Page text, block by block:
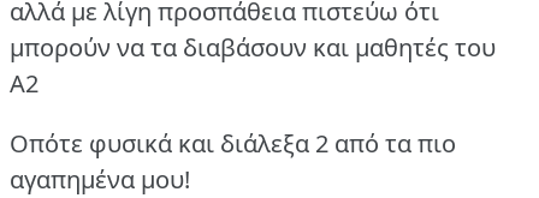
αλλά με λίγη προσπάθεια πιστεύω ότι
μπορούν να τα διαβάσουν και μαθητές του
Α2
Οπότε φυσικά και διάλεξα 2 από τα πιο
αγαπημένα μου!